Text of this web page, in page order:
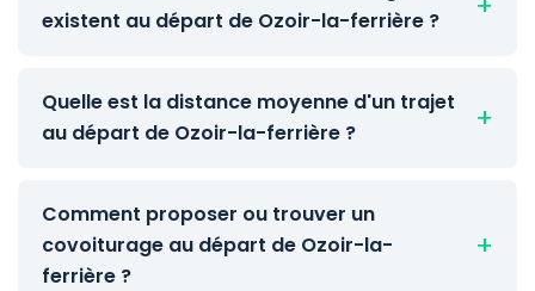
existent au départ de Ozoir-la-ferrière ?
Quelle est la distance moyenne d'un trajet
au départ de Ozoir-la-ferrière ?
Comment proposer ou trouver un
covoiturage au départ de Ozoir-la-
ferrière ?